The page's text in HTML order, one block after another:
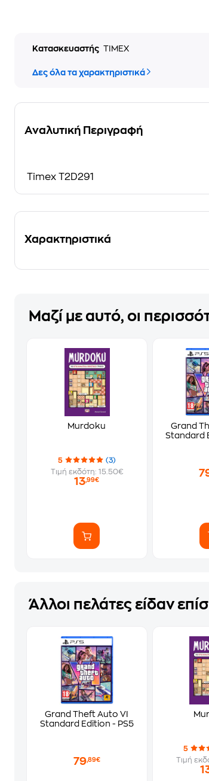
Κατασκευαστής TIMEX
Δες όλα τα χαρακτηριστικά
Αναλυτική Περιγραφή
Timex T2D291
Χαρακτηριστικά
Μαζί με αυτό, οι
Murdoku
5
(3)
Τιμή εκδότη: 15.50€
13,99€
Grand
Standard
Άλλοι πελάτες είδαν
Grand Theft Auto VI
Standard Edition - PS5
79,89€
5
Τιμή